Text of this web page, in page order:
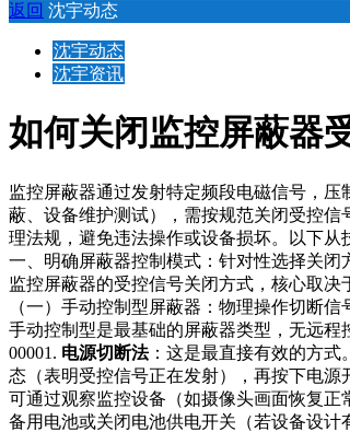
返回 沈宇动态
沈宇动态
沈宇资讯
如何关闭监控屏蔽器
监控屏蔽器通过发射特定频段电磁信号，
蔽、设备维护测试），需按规范关闭受控
理法规，避免违法操作或设备损坏。以下从
一、明确屏蔽器控制模式：针对性选择关闭
监控屏蔽器的受控信号关闭方式，核心取
（一）手动控制型屏蔽器：物理操作切断信
手动控制型是最基础的屏蔽器类型，无远
00001. 电源切断法：这是最直接有效的方式
态（表明受控信号正在发射），再按下电源
可通过观察监控设备（如摄像头画面恢复
备用电池或关闭电池供电开关（若设备设计